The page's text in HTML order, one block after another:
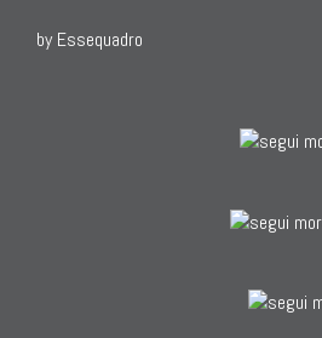
by Essequadro